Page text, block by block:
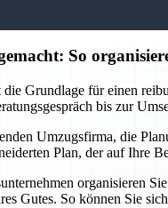
So
Grundlage für einen
bis zur
Umzugsfirma, die
Plan, der auf Ihre
organisieren
Gutes. So können Sie